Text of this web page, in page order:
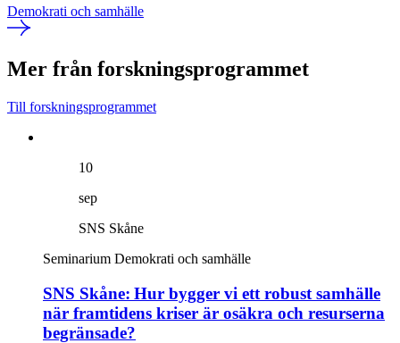
Demokrati och samhälle
Mer från forskningsprogrammet
Till forskningsprogrammet
10
sep
SNS Skåne
Seminarium Demokrati och samhälle
SNS Skåne: Hur bygger vi ett robust samhälle
när framtidens kriser är osäkra och resurserna
begränsade?